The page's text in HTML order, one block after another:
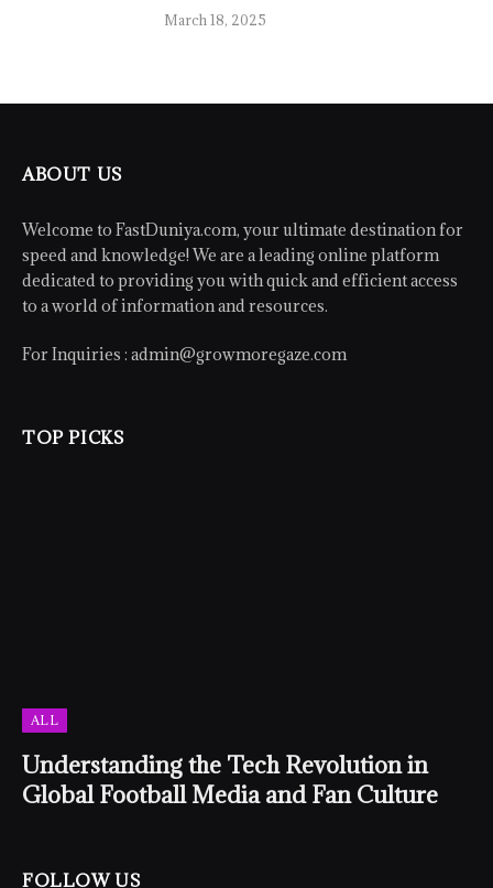
March 18, 2025
ABOUT US
Welcome to FastDuniya.com, your ultimate destination for
speed and knowledge! We are a leading online platform
dedicated to providing you with quick and efficient access
to a world of information and resources.
For Inquiries : admin@growmoregaze.com
TOP PICKS
ALL
Understanding the Tech Revolution in
Global Football Media and Fan Culture
FOLLOW US